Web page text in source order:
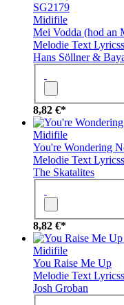
SG2179
Midifile
Mei Vodda (hod an
Melodie Text
Hans Söllner &
8,82 €*
Midifile
You're Wondering
Melodie Text
The Skatalites
8,82 €*
Midifile
You Raise Me Up
Melodie Text
Josh Groban